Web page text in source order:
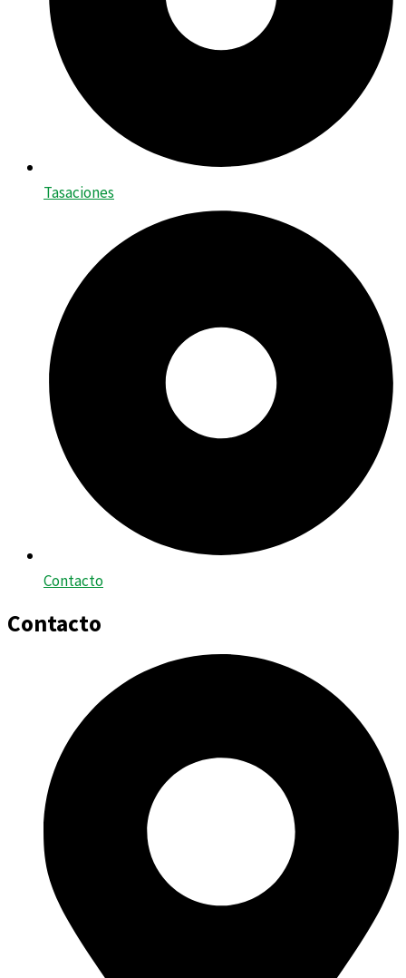
Tasaciones
Contacto
Contacto